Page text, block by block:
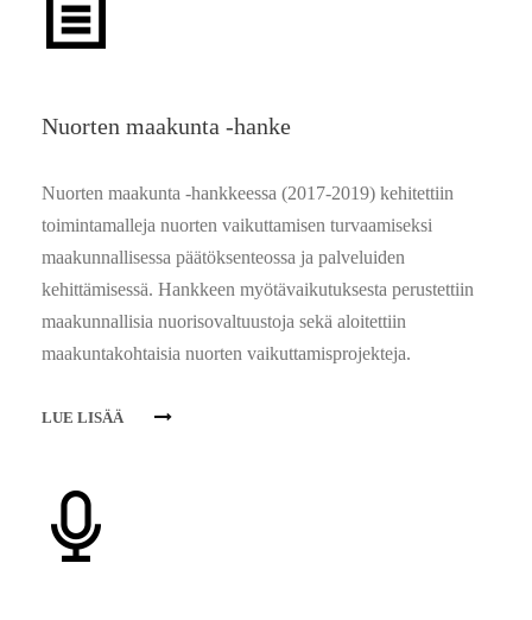
Nuorten maakunta -hanke
Nuorten maakunta -hankkeessa (2017-2019) kehitettiin
toimintamalleja nuorten vaikuttamisen turvaamiseksi
maakunnallisessa päätöksenteossa ja palveluiden
kehittämisessä. Hankkeen myötävaikutuksesta perustettiin
maakunnallisia nuorisovaltuustoja sekä aloitettiin
maakuntakohtaisia nuorten vaikuttamisprojekteja.
LUE LISÄÄ